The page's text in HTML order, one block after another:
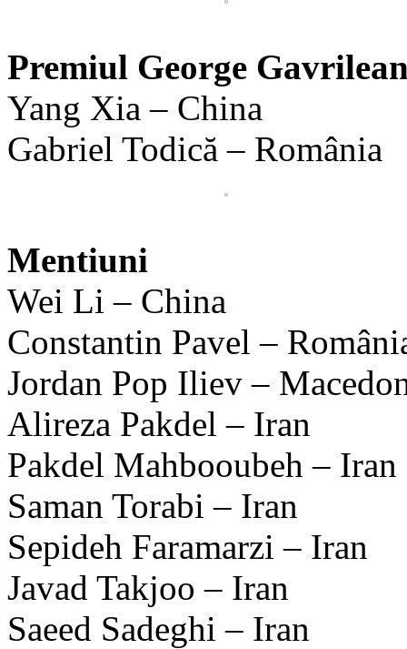
Premiul George
Yang Xia – China
Gabriel Todică – România
Mentiuni
Wei Li – China
Constantin Pavel –
Jordan Pop Iliev –
Alireza Pakdel – Iran
Pakdel Mahbooubeh – Iran
Saman Torabi – Iran
Sepideh Faramarzi – Iran
Javad Takjoo – Iran
Saeed Sadeghi – Iran